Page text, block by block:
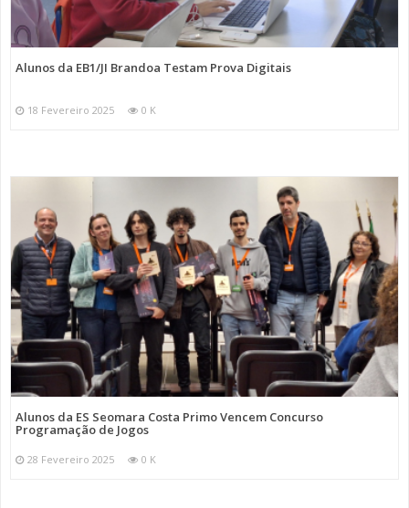
Alunos da EB1/JI Brandoa Testam Prova Digitais
18 Fevereiro 2025 0 K
Alunos da ES Seomara Costa Primo Vencem Concurso
Programação de Jogos
28 Fevereiro 2025 0 K